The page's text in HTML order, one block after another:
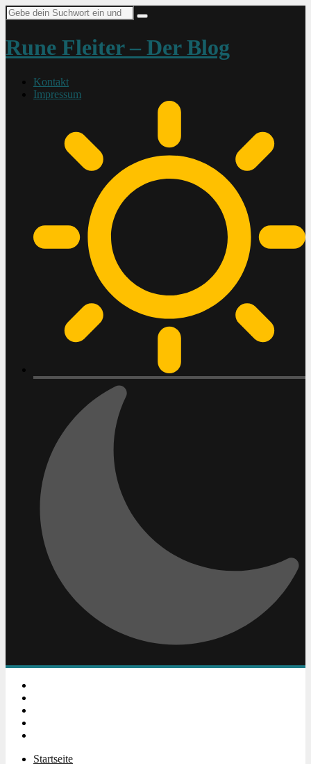
Suche
nach:
Rune Fleiter – Der Blog
Kontakt
Impressum
Startseite